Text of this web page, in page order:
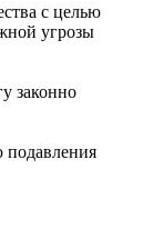
с целью
угрозы
законно
подавления